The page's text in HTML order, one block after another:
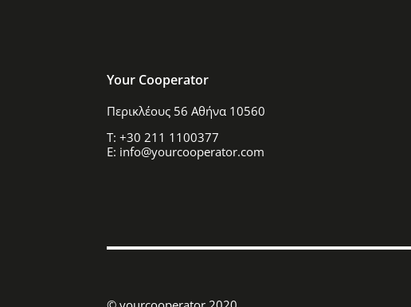
Your Cooperator
Περικλέους 56 Αθήνα 10560
T: +30 211 1100377
E: info@yourcooperator.com